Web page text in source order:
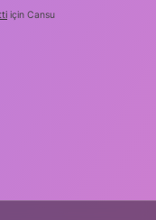
için Cansu